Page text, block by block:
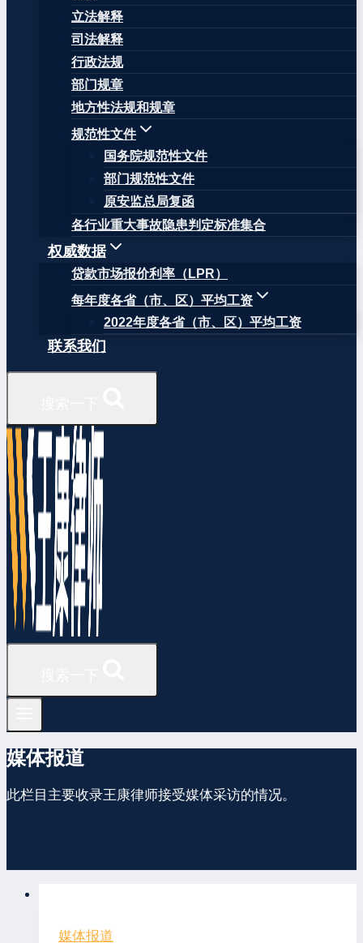
立法解释
司法解释
行政法规
部门规章
地方性法规和规章
规范性文件
国务院规范性文件
部门规范性文件
原安监总局复函
各行业重大事故隐患判定标准集合
权威数据
贷款市场报价利率（LPR）
每年度各省（市、区）平均工资
2022年度各省（市、区）平均工资
联系我们
媒体报道
此栏目主要收录王康律师接受媒体采访的情况。
媒体报道